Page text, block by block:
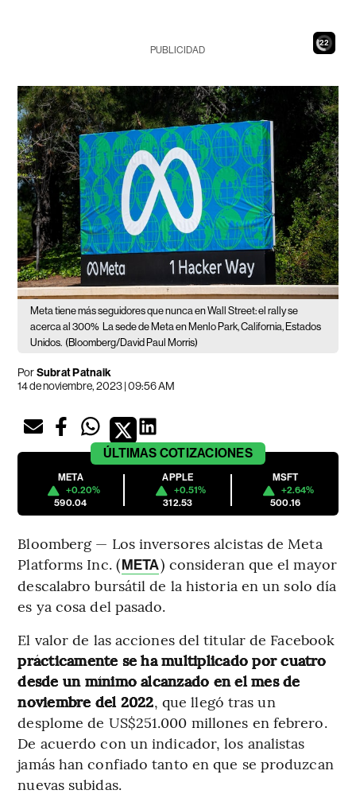
20
PUBLICIDAD
Meta tiene más seguidores que nunca en Wall Street: el rally se
acerca al 300% La sede de Meta en Menlo Park, California, Estados
Unidos. (Bloomberg/David Paul Morris)
PorSubrat Patnaik
14 de noviembre, 2023 | 09:56 AM
ÚLTIMAS COTIZACIONES
META
+0.20%
590.04
APPLE
+0.51%
312.53
MSFT
+2.64%
500.16
Bloomberg — Los inversores alcistas de Meta
Platforms Inc. (META) consideran que el mayor
descalabro bursátil de la historia en un solo día
es ya cosa del pasado.
El valor de las acciones del titular de Facebook
prácticamente se ha multiplicado por cuatro
desde un mínimo alcanzado en el mes de
noviembre del 2022, que llegó tras un
desplome de US$251.000 millones en febrero.
De acuerdo con un indicador, los analistas
jamás han confiado tanto en que se produzcan
nuevas subidas.